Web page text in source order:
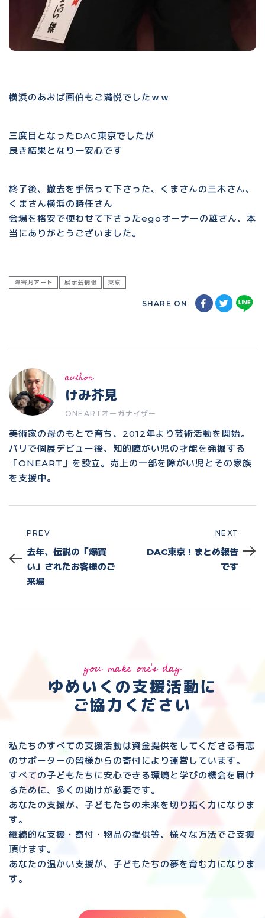
横浜のあおば画伯もご満悦でしたｗｗ
三度目となったDAC東京でしたが
良き結果となり一安心です
終了後、撤去を手伝って下さった、くまさんの三木さん、
くまさん横浜の時任さん
会場を格安で使わせて下さったegoオーナーの雄さん、本
当にありがとうございました。
障害児アート 展示会情報 東京
SHARE ON
author
けみ芥見
ONEARTオーガナイザー
美術家の母のもとで育ち、2012年より芸術活動を開始。
パリで個展デビュー後、知的障がい児の才能を発掘する
「ONEART」を設立。売上の一部を障がい児とその家族
を支援中。
Prev
PREV
去年、伝説の「爆買
い」されたお客様のご
来場
NEXT
DAC東京！まとめ報告
です
you make one's day
ゆめいくの支援活動に
ご協力ください
私たちのすべての支援活動は資金提供をしてくださる有志
のサポーターの皆様からの寄付により運営しています。
すべての子どもたちに安心できる環境と 学びの機会を届け
るために、多くの助けが必要です。
あなたの支援が、子どもたちの未来を切り拓く力になりま
す。
継続的な支援・寄付・物品の提供等、様々な方法でご支援
頂けます。
あなたの温かい支援が、子どもたちの夢を育む力になりま
す。